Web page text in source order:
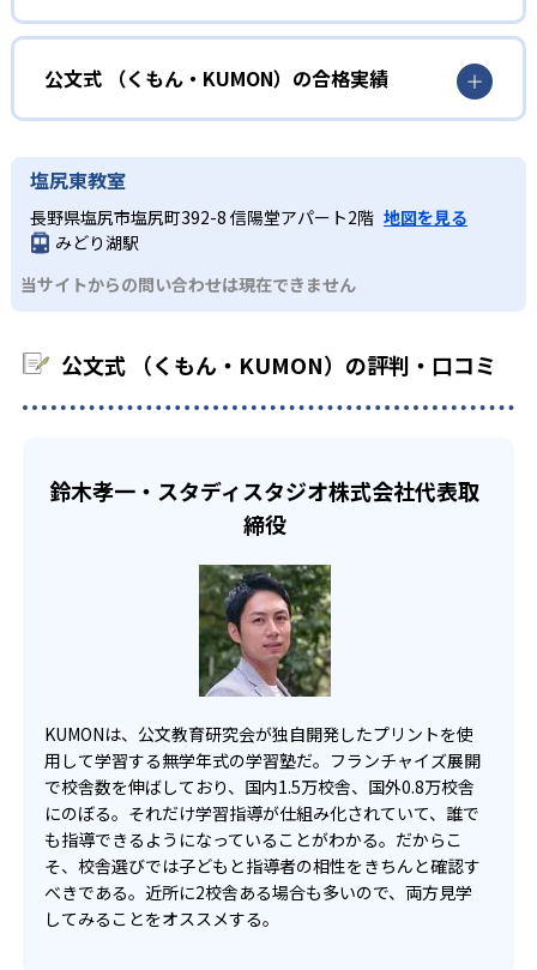
KUMONの教材は、簡単な問題から高度な問題へと、スモー
ルステップで進んでいけるよう工夫されている。このスタ
イルは子どもの学習意欲をかき立てるため、教えてもらう
という受け身の姿勢ではなく、自ら進んで学ぶ姿勢を身に
つけられるだろう。
また、自学学習スタイルで学ぶ子どもたちは、自らの学習
課題に気がつくようになる。学年を超えた範囲も学習でき
るため、早い時期から高校教材に進む生徒もいる。
03 フレキシブルな受講スタイル
でも週2回受講できる。そのため、部活や他の習い事で忙し
らのオンライン受講と通室を組み合わせることも可能だ。
さを経験しながら無理なく力を高めていける。
性格や学習への取り組み姿勢に合わせて内容も調整するた
め、小学校に入ってもつまずきにくい学力を身につけられ
るだろう。
中学に向けて苦手教科を克服したい子ども向け
KUMONでは経験豊富な先生が、子どものやる気を引き出せ
るよう適切なヒントを与えたり、声かけをしたりしてい
少しずつ苦手意識を克服できるだろう。
部活や習い事と両立したい生徒向け
KUMONでは、一人ひとりの学習状況やスケジュールに合わ
宿題の量や進め方に関しては、いつでも気軽に相談可能
だ。
どんなメリットがある？
KUMONでは自学自習スタイルで勉強するため、集中力や目
標に向かって頑張りやり抜く力を育むことができる。ま
た、年齢や学年にとらわれずに自分の学力に相応したレベ
ルから学習できるため、難しすぎてやる気を損ねたり、簡
単すぎて退屈することもない。
どんなデメリットがある？
KUMONでは、中高生のクラスでも数学・英語・国語の3教
科に限られるため、その他の教科に関しては他塾を検討す
る必要があるだろう。
公文式 （くもん・KUMON）の合格実績
KUMONは、公式サイトでは合格実績は公開していない。志
わせたい。
塩尻東教室
長野県塩尻市塩尻町392-8 信陽堂アパート2階 地図を見る
みどり湖駅
当サイトからの問い合わせは現在できません
公文式 （くもん・KUMON）の評判・口コミ
鈴木孝一・スタディスタジオ株式会社代表取
締役
KUMONは、公文教育研究会が独自開発したプリントを使
用して学習する無学年式の学習塾だ。フランチャイズ展開
で校舎数を伸ばしており、国内1.5万校舎、国外0.8万校舎
にのぼる。それだけ学習指導が仕組み化されていて、誰で
も指導できるようになっていることがわかる。だからこ
そ、校舎選びでは子どもと指導者の相性をきちんと確認す
べきである。近所に2校舎ある場合も多いので、両方見学
してみることをオススメする。